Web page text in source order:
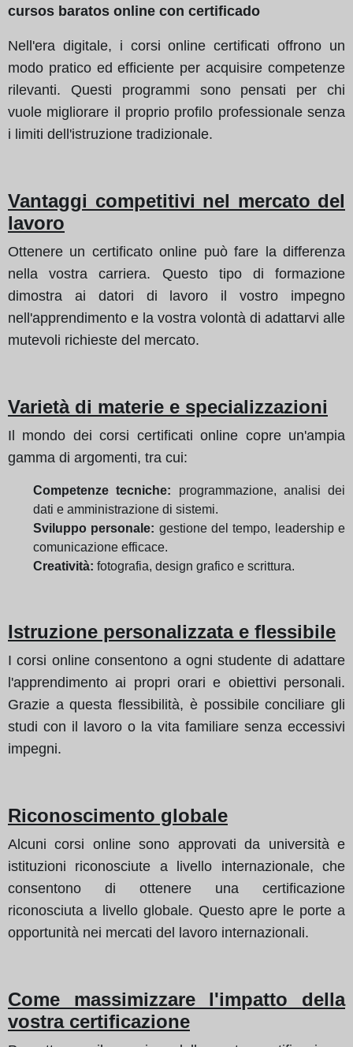
cursos baratos online con certificado
Nell'era digitale, i corsi online certificati offrono un
modo pratico ed efficiente per acquisire competenze
rilevanti. Questi programmi sono pensati per chi
vuole migliorare il proprio profilo professionale senza
i limiti dell'istruzione tradizionale.
Vantaggi competitivi nel mercato del
lavoro
Ottenere un certificato online può fare la differenza
nella vostra carriera. Questo tipo di formazione
dimostra ai datori di lavoro il vostro impegno
nell'apprendimento e la vostra volontà di adattarvi alle
mutevoli richieste del mercato.
Varietà di materie e specializzazioni
Il mondo dei corsi certificati online copre un'ampia
gamma di argomenti, tra cui:
Competenze tecniche: programmazione, analisi dei
dati e amministrazione di sistemi.
Sviluppo personale: gestione del tempo, leadership e
comunicazione efficace.
Creatività: fotografia, design grafico e scrittura.
Istruzione personalizzata e flessibile
I corsi online consentono a ogni studente di adattare
l'apprendimento ai propri orari e obiettivi personali.
Grazie a questa flessibilità, è possibile conciliare gli
studi con il lavoro o la vita familiare senza eccessivi
impegni.
Riconoscimento globale
Alcuni corsi online sono approvati da università e
istituzioni riconosciute a livello internazionale, che
consentono di ottenere una certificazione
riconosciuta a livello globale. Questo apre le porte a
opportunità nei mercati del lavoro internazionali.
Come massimizzare l'impatto della
vostra certificazione